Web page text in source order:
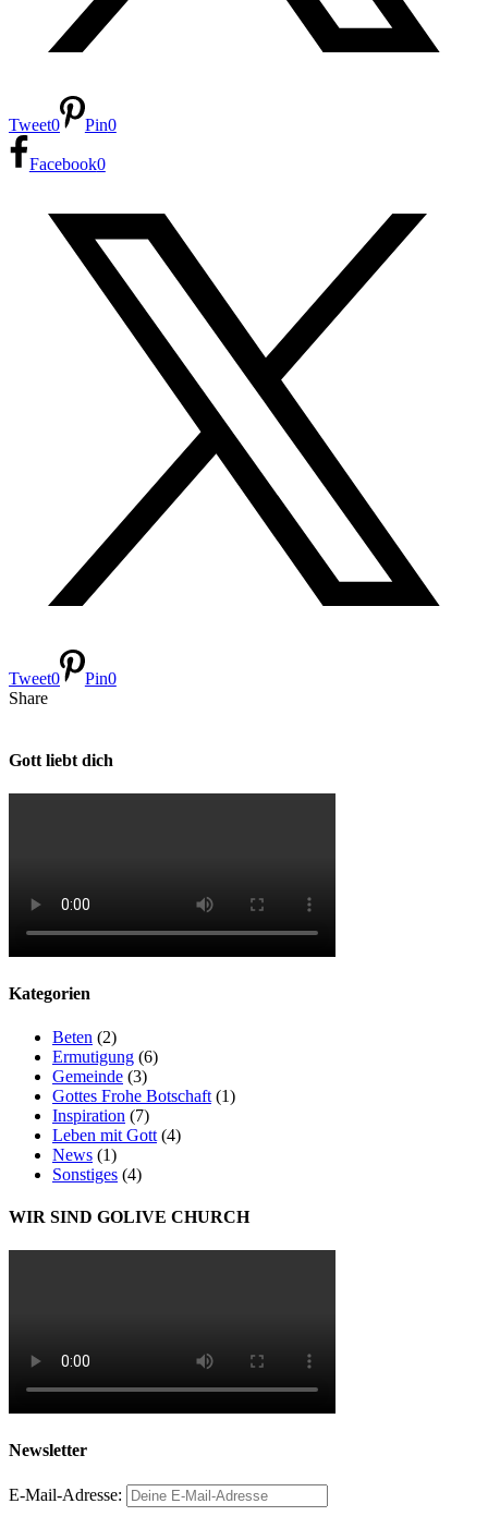
Tweet0 Pin0
Facebook0
Tweet0 Pin0
Share
Gott liebt dich
Kategorien
Beten (2)
Ermutigung (6)
Gemeinde (3)
Gottes Frohe Botschaft (1)
Inspiration (7)
Leben mit Gott (4)
News (1)
Sonstiges (4)
WIR SIND GOLIVE CHURCH
Newsletter
E-Mail-Adresse: